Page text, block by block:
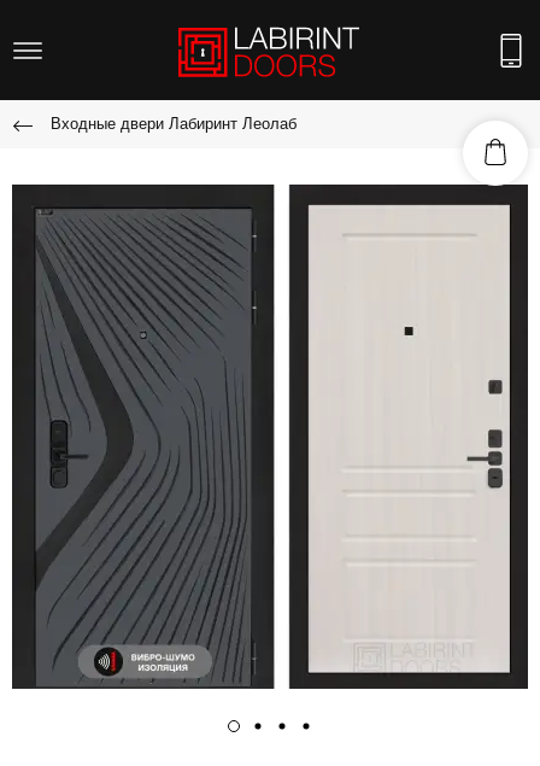
Входные двери Лабиринт Леолаб